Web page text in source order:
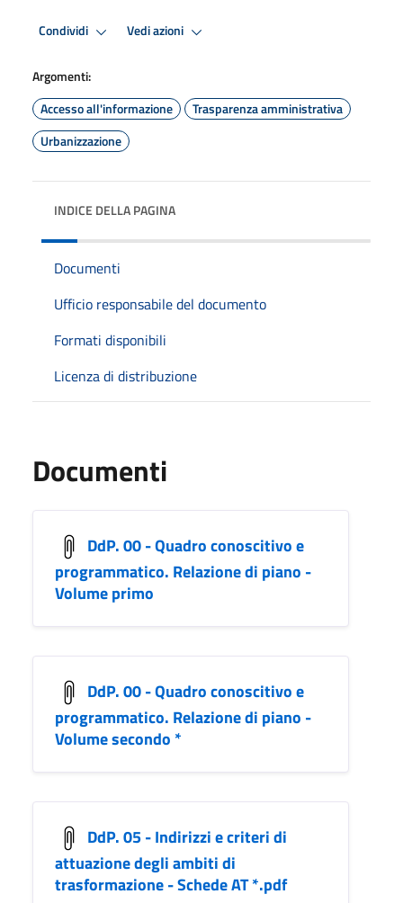
Condividi Vedi azioni
Argomenti:
Accesso all'informazione
Trasparenza amministrativa
Urbanizzazione
INDICE DELLA PAGINA
Documenti
Ufficio responsabile del documento
Formati disponibili
Licenza di distribuzione
Documenti
DdP. 00 - Quadro conoscitivo e
programmatico. Relazione di piano -
Volume primo
DdP. 00 - Quadro conoscitivo e
programmatico. Relazione di piano -
Volume secondo *
DdP. 05 - Indirizzi e criteri di
attuazione degli ambiti di
trasformazione - Schede AT *.pdf